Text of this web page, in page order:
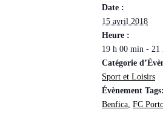
Date :
15 avril 2018
Heure :
19 h 00 min - 21
Catégorie
Sport et Loisirs
Évènement Tags:
Benfica FC